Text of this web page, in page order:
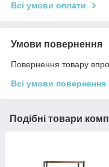
Всі умови оплати
Умови повернення
Повернення товару
Всі умови повернення
Подібні товари